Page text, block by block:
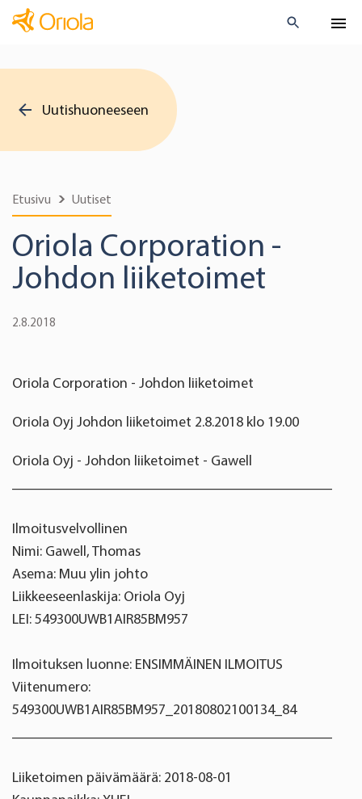
Uutishuoneeseen
Etusivu Uutiset
Oriola Corporation -
Johdon liiketoimet
2.8.2018
Oriola Corporation - Johdon liiketoimet
Oriola Oyj Johdon liiketoimet 2.8.2018 klo 19.00
Oriola Oyj - Johdon liiketoimet - Gawell
Ilmoitusvelvollinen
Nimi: Gawell, Thomas
Asema: Muu ylin johto
Liikkeeseenlaskija: Oriola Oyj
LEI: 549300UWB1AIR85BM957
Ilmoituksen luonne: ENSIMMÄINEN ILMOITUS
Viitenumero:
549300UWB1AIR85BM957_20180802100134_84
Liiketoimen päivämäärä: 2018-08-01